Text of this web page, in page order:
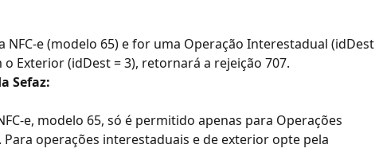
NFC-e (modelo 65) e for uma Operação Interestadual (idDest
o Exterior (idDest = 3), retornará a rejeição 707.
Sefaz:
e, modelo 65, só é permitido apenas para Operações
Para operações interestaduais e de exterior opte pela